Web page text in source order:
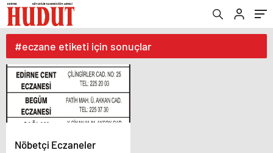
#eczane etiketi için sonuçlar
Nöbetçi Eczaneler